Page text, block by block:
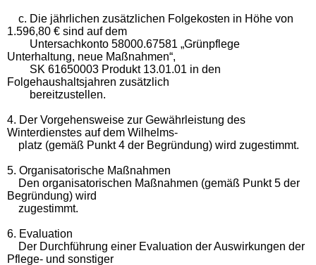
c. Die jährlichen zusätzlichen Folgekosten in Höhe von
1.596,80 € sind auf dem
Untersachkonto 58000.67581 „Grünpflege
Unterhaltung, neue Maßnahmen“,
SK 61650003 Produkt 13.01.01 in den
Folgehaushaltsjahren zusätzlich
bereitzustellen.
4. Der Vorgehensweise zur Gewährleistung des
Winterdienstes auf dem Wilhelms-
platz (gemäß Punkt 4 der Begründung) wird zugestimmt.
5. Organisatorische Maßnahmen
Den organisatorischen Maßnahmen (gemäß Punkt 5 der
Begründung) wird
zugestimmt.
6. Evaluation
Der Durchführung einer Evaluation der Auswirkungen der
Pflege- und sonstiger